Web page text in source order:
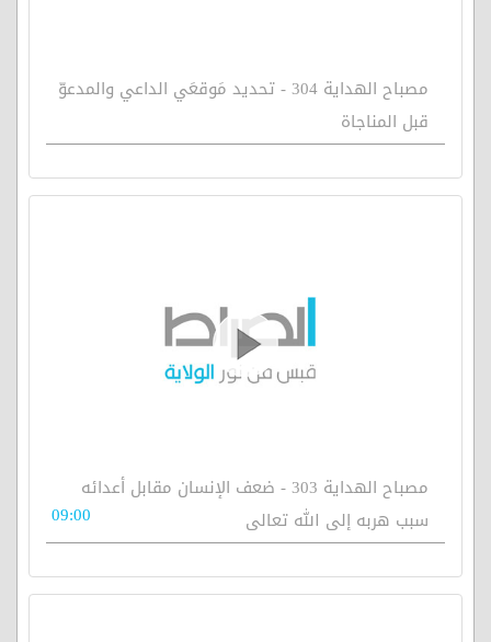
مصباح الهداية 304 - تحديد مَوقعَي الداعي والمدعوّ
قبل المناجاة
مصباح الهداية 303 - ضعف الإنسان مقابل أعدائه
سبب هربه إلى الله تعالى
09:00